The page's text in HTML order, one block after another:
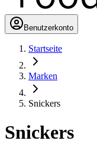
Benutzerkonto
Startseite
Marken
Snickers
Snickers